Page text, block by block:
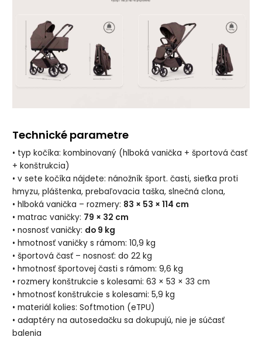
Technické parametre
• typ kočíka: kombinovaný (hlboká vanička + športová časť
+ konštrukcia)
• v sete kočíka nájdete: nánožník šport. časti, sieťka proti
hmyzu, pláštenka, prebaľovacia taška, slnečná clona,
• hlboká vanička – rozmery: 83 × 53 × 114 cm
• matrac vaničky: 79 × 32 cm
• nosnosť vaničky: do 9 kg
• hmotnosť vaničky s rámom: 10,9 kg
• športová časť – nosnosť: do 22 kg
• hmotnosť športovej časti s rámom: 9,6 kg
• rozmery konštrukcie s kolesami: 63 × 53 × 33 cm
• hmotnosť konštrukcie s kolesami: 5,9 kg
• materiál kolies: Softmotion (eTPU)
• adaptéry na autosedačku sa dokupujú, nie je súčasť
balenia